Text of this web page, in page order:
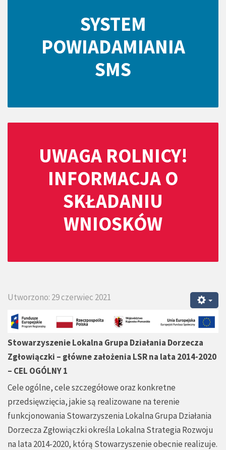
SYSTEM
POWIADAMIANIA
SMS
UWAGA ROLNICY!
INFORMACJA O
SKŁADANIU
WNIOSKÓW
Utworzono: 29 czerwiec 2021
Stowarzyszenie Lokalna Grupa Działania Dorzecza
Zgłowiączki – główne założenia LSR na lata 2014-2020
– CEL OGÓLNY 1
Cele ogólne, cele szczegółowe oraz konkretne
przedsięwzięcia, jakie są realizowane na terenie
funkcjonowania Stowarzyszenia Lokalna Grupa Działania
Dorzecza Zgłowiączki określa Lokalna Strategia Rozwoju
na lata 2014-2020, którą Stowarzyszenie obecnie realizuje.